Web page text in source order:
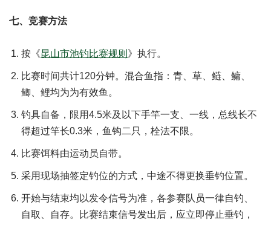
七、竞赛方法
按《昆山市池钓比赛规则 》执行。
比赛时间共计120分钟。混合鱼指：青、草、鲢、鳙、
鲫、鲤均为为有效鱼。
钓具自备，限用4.5米及以下手竿一支、一线，总线长不
得超过竿长0.3米，鱼钩二只，栓法不限。
比赛饵料由运动员自带。
采用现场抽签定钓位的方式，中途不得更换垂钓位置。
开始与结束均以发令信号为准，各参赛队员一律自钓、
自取、自存。比赛结束信号发出后，应立即停止垂钓，